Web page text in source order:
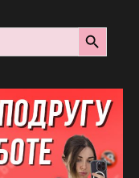
Search Button